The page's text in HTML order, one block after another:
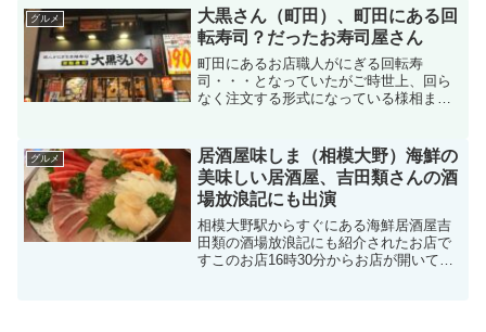
お店は、四谷三丁目にある元祖一条流 が
んこ総本家の店主一...
グルメ
大黒さん（町田）、町田にある回
転寿司？だったお寿司屋さん
町田にあるお店職人がにぎる回転寿
司・・・となっていたがご時世上、回ら
なく注文する形式になっている様相まず
んちょう、バチ赤身）上小肌はまち貝三
昧（ホッキ貝、赤貝、ほたて）...
グルメ
居酒屋味しま（相模大野）海鮮の
美味しい居酒屋、吉田類さんの酒
場放浪記にも出演
相模大野駅からすぐにある海鮮居酒屋吉
田類の酒場放浪記にも紹介されたお店で
すこのお店16時30分からお店が開いてい